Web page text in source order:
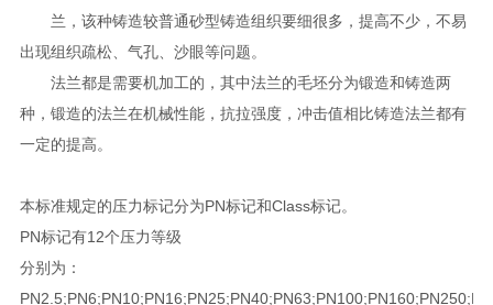
兰，该种铸造较普通砂型铸造组织要细很多，提高不少，不易
出现组织疏松、气孔、沙眼等问题。
法兰都是需要机加工的，其中法兰的毛坯分为锻造和铸造两
种，锻造的法兰在机械性能，抗拉强度，冲击值相比铸造法兰都有
一定的提高。
本标准规定的压力标记分为PN标记和Class标记。
PN标记有12个压力等级
分别为：